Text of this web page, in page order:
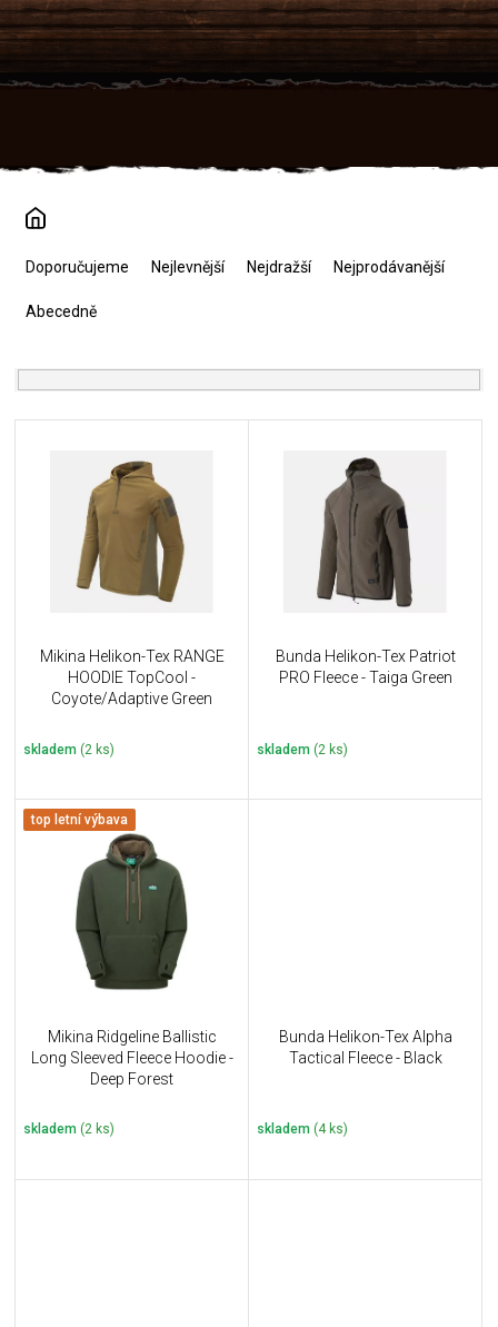
Přejít
na
obsah
p
Doporučujeme Nejlevnější Nejdražší Nejprodávanější
Abecedně
Mikina Helikon-Tex RANGE
HOODIE TopCool -
Coyote/Adaptive Green
skladem (2 ks)
Bunda Helikon-Tex Patriot
PRO Fleece - Taiga Green
skladem (2 ks)
top letní výbava
Mikina Ridgeline Ballistic
Long Sleeved Fleece Hoodie -
Deep Forest
skladem (2 ks)
Bunda Helikon-Tex Alpha
Tactical Fleece - Black
skladem (4 ks)